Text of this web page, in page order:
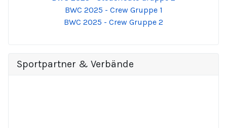
BWC 2025 - Crew Gruppe 1
BWC 2025 - Crew Gruppe 2
Sportpartner & Verbände